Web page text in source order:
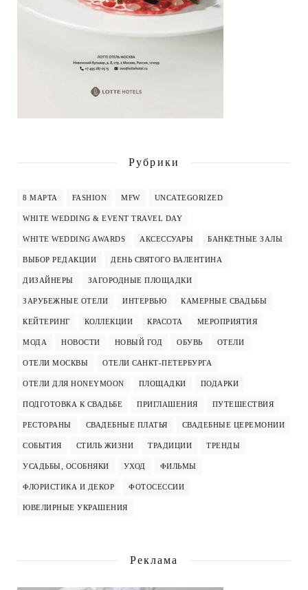
Рубрики
8 МАРТА FASHION MFW UNCATEGORIZED
WHITE WEDDING & EVENT TRAVEL DAY
WHITE WEDDING AWARDS АКСЕССУАРЫ БАНКЕТНЫЕ ЗАЛЫ
ВЫБОР РЕДАКЦИИ ДЕНЬ СВЯТОГО ВАЛЕНТИНА
ДИЗАЙНЕРЫ ЗАГОРОДНЫЕ ПЛОЩАДКИ
ЗАРУБЕЖНЫЕ ОТЕЛИ ИНТЕРВЬЮ КАМЕРНЫЕ СВАДЬБЫ
КЕЙТЕРИНГ КОЛЛЕКЦИИ КРАСОТА МЕРОПРИЯТИЯ
МОДА НОВОСТИ НОВЫЙ ГОД ОБУВЬ ОТЕЛИ
ОТЕЛИ МОСКВЫ ОТЕЛИ САНКТ-ПЕТЕРБУРГА
ОТЕЛИ ДЛЯ HONEYMOON ПЛОЩАДКИ ПОДАРКИ
ПОДГОТОВКА К СВАДЬБЕ ПРИГЛАШЕНИЯ ПУТЕШЕСТВИЯ
РЕСТОРАНЫ СВАДЕБНЫЕ ПЛАТЬЯ СВАДЕБНЫЕ ЦЕРЕМОНИИ
СОБЫТИЯ СТИЛЬ ЖИЗНИ ТРАДИЦИИ ТРЕНДЫ
УСАДЬБЫ, ОСОБНЯКИ УХОД ФИЛЬМЫ
ФЛОРИСТИКА И ДЕКОР ФОТОСЕССИИ
ЮВЕЛИРНЫЕ УКРАШЕНИЯ
Реклама